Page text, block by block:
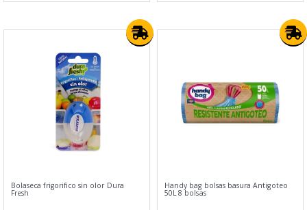
Bolaseca frigorifico sin olor Dura
Fresh
Handy bag bolsas basura Antigoteo
50L 8 bolsas